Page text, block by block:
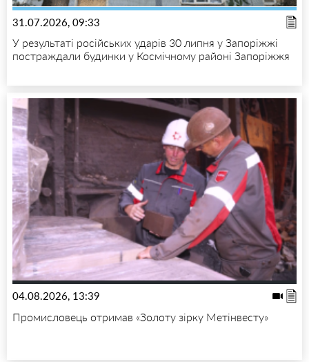
31.07.2026, 09:33
У результаті російських ударів 30 липня у Запоріжжі
постраждали будинки у Космічному районі Запоріжжя
04.08.2026, 13:39
Промисловець отримав «Золоту зірку Метінвесту»